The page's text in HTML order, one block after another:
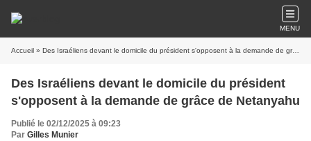
MENU
Accueil » Des Israéliens devant le domicile du président s'opposent à la demande de grâce de Netanyahu
Des Israéliens devant le domicile du président
s'opposent à la demande de grâce de Netanyahu
Publié le 02/12/2025 à 09:23
Par Gilles Munier